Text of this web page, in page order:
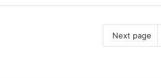
Next page